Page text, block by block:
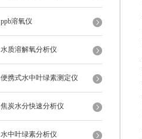
ppb溶氧仪
水质溶解氧分析仪
便携式水中叶绿素测定仪
焦炭水分快速分析仪
水中叶绿素分析仪